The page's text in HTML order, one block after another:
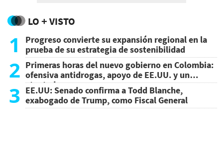
LO + VISTO
1
Progreso convierte su expansión regional en la
prueba de su estrategia de sostenibilidad
2 Primeras horas del nuevo gobierno en Colombia:
ofensiva antidrogas, apoyo de EE.UU. y un
atentado
3 EE.UU: Senado confirma a Todd Blanche,
exabogado de Trump, como Fiscal General